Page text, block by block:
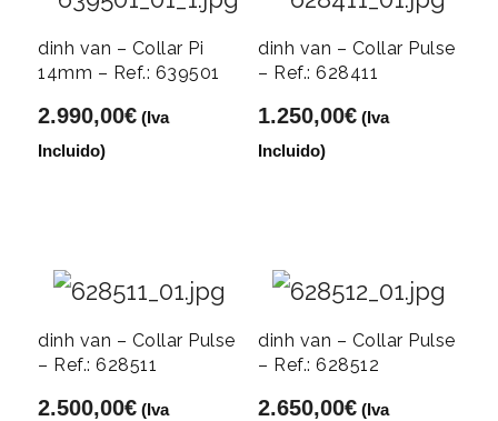
dinh van – Collar Pi
14mm – Ref.: 639501
2.990,00€ (Iva
Incluido)
dinh van – Collar Pulse
– Ref.: 628411
1.250,00€ (Iva
Incluido)
dinh van – Collar Pulse
– Ref.: 628511
2.500,00€ (Iva
dinh van – Collar Pulse
– Ref.: 628512
2.650,00€ (Iva